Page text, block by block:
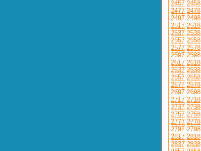
2457 2458
2477 2478
2497 2498
2517 2518
2537 2538
2557 2558
2577 2578
2597 2598
2617 2618
2637 2638
2657 2658
2677 2678
2697 2698
2717 2718
2737 2738
2757 2758
2777 2778
2797 2798
2817 2818
2837 2838